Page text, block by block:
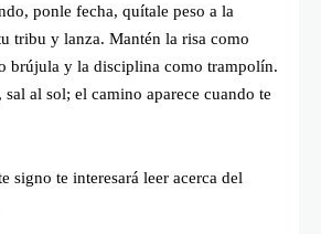
ponle fecha, quítale peso a la
tribu y lanza. Mantén la risa como
brújula y la disciplina como trampolín.
sal al sol; el camino aparece cuando te
signo te interesará leer acerca del